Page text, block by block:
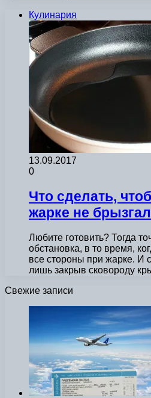
Кулинария
13.09.2017
0
Что сделать,
жарке не
Любите готовить? Тогда
обстановка, в то время,
все стороны при жарке. И
лишь закрыв сковороду
Свежие записи